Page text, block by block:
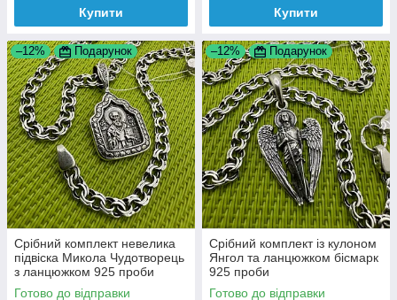
Купити Купити
–12% Подарунок
Срібний комплект невелика
підвіска Микола Чудотворець
з ланцюжком 925 проби
Готово до відправки
–12% Подарунок
Срібний комплект із кулоном
Янгол та ланцюжком бісмарк
925 проби
Готово до відправки